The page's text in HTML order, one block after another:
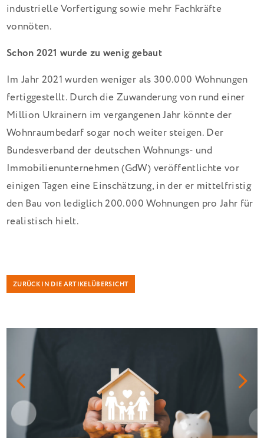
industrielle Vorfertigung sowie mehr Fachkräfte
vonnöten.
Schon 2021 wurde zu wenig gebaut
Im Jahr 2021 wurden weniger als 300.000 Wohnungen
fertiggestellt. Durch die Zuwanderung von rund einer
Million Ukrainern im vergangenen Jahr könnte der
Wohnraumbedarf sogar noch weiter steigen. Der
Bundesverband der deutschen Wohnungs- und
Immobilienunternehmen (GdW) veröffentlichte vor
einigen Tagen eine Einschätzung, in der er mittelfristig
den Bau von lediglich 200.000 Wohnungen pro Jahr für
realistisch hielt.
ZURÜCK IN DIE ARTIKELÜBERSICHT